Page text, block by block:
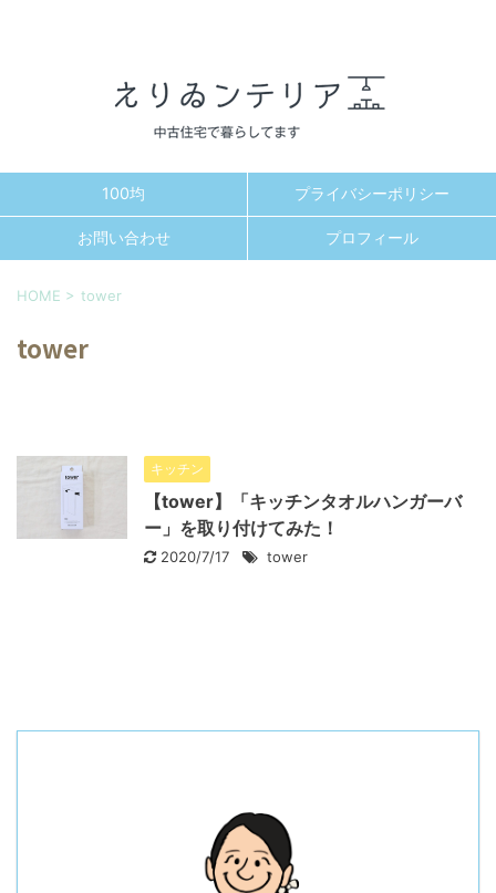
100均 プライバシーポリシー
お問い合わせ プロフィール
HOME > tower
tower
キッチン
【tower】「キッチンタオルハンガーバ
ー」を取り付けてみた！
2020/7/17 tower